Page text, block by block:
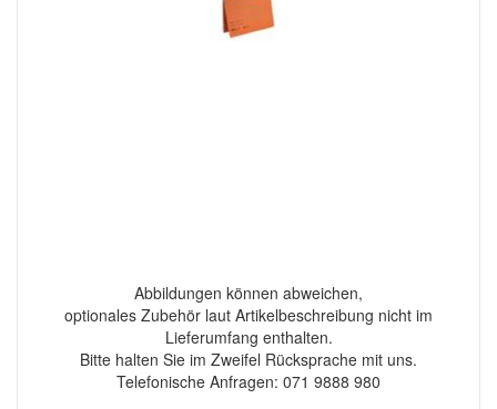
Abbildungen können abweichen,
optionales Zubehör laut Artikelbeschreibung nicht im
Lieferumfang enthalten.
Bitte halten Sie im Zweifel Rücksprache mit uns.
Telefonische Anfragen: 071 9888 980